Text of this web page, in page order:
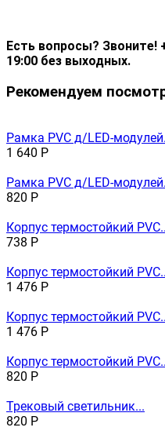
Есть вопросы? Звоните!
19:00 без выходных.
Рекомендуем
Рамка PVC д/LED-
1 640 Р
Рамка PVC д/LED-
820 Р
Корпус термостойкий
738 Р
Корпус термостойкий
1 476 Р
Корпус термостойкий
1 476 Р
Корпус термостойкий
820 Р
Трековый светильник...
820 Р